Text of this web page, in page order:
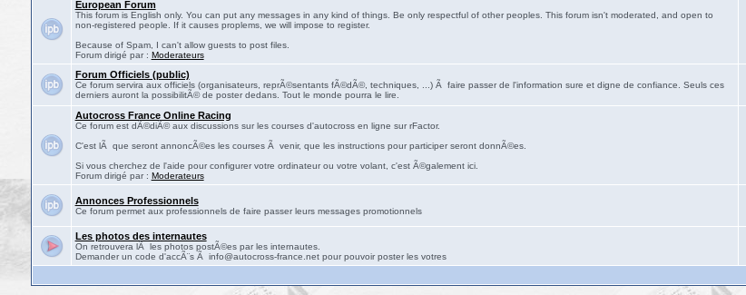
European Forum
This forum is English only. You can put any messages in any kind of things. Be only respectful of other peoples. This forum isn't moderated, and open to
non-registered people. If it causes proplems, we will impose to register.
Because of Spam, I can't allow guests to post files.
Forum dirigé par : Moderateurs
Forum Officiels (public)
Ce forum servira aux officiels (organisateurs, reprÃ©sentants fÃ©dÃ©, techniques, ...) Ã faire passer de l'information sure et digne de confiance. Seuls ces
derniers auront la possibilitÃ© de poster dedans. Tout le monde pourra le lire.
Autocross France Online Racing
Ce forum est dÃ©diÃ© aux discussions sur les courses d'autocross en ligne sur rFactor.
C'est lÃ que seront annoncÃ©es les courses Ã venir, que les instructions pour participer seront donnÃ©es.
Si vous cherchez de l'aide pour configurer votre ordinateur ou votre volant, c'est Ã©galement ici.
Forum dirigé par : Moderateurs
Annonces Professionnels
Ce forum permet aux professionnels de faire passer leurs messages promotionnels
Les photos des internautes
On retrouvera lÃ les photos postÃ©es par les internautes.
Demander un code d'accÃ¨s Ã info@autocross-france.net pour pouvoir poster les votres